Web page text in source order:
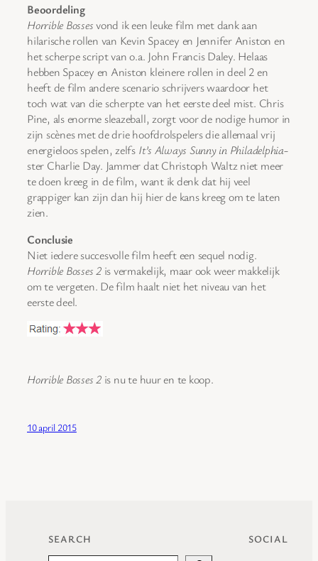
Beoordeling
Horrible Bossesvond ik een leuke film met dank aan
hilarische rollen van Kevin Spacey en Jennifer Aniston en
het scherpe script van o.a. John Francis Daley. Helaas
hebben Spacey en Aniston kleinere rollen in deel 2 en
heeft de film andere scenario schrijvers waardoor het
toch wat van die scherpte van het eerste deel mist. Chris
Pine, als enorme sleazeball, zorgt voor de nodige humor in
zijn scènes met de drie hoofdrolspelers die allemaal vrij
energieloos spelen, zelfs It’s Always Sunny in Philadelphia-
ster Charlie Day. Jammer dat Christoph Waltz niet meer
te doen kreeg in de film, want ik denk dat hij veel
grappiger kan zijn dan hij hier de kans kreeg om te laten
zien.
Conclusie
Niet iedere succesvolle film heeft een sequel nodig.
Horrible Bosses 2is vermakelijk, maar ook weer makkelijk
om te vergeten. De film haalt niet het niveau van het
eerste deel.
Horrible Bosses 2is nu te huur en te koop.
10 april 2015
SEARCH SOCIAL